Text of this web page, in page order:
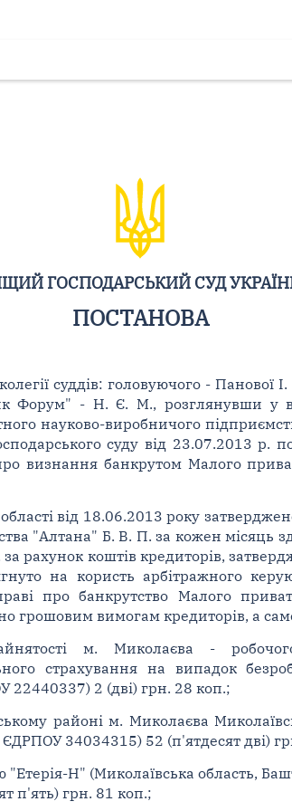
ГОСПОДАРСЬКИЙ СУД
ПОСТАНОВА
суддів: головуючого - Панової
Форум" - Н. Є. М., розглянувши у
науково-виробничого
суду від 23.07.2013 р.
визнання банкрутом Малого
від 18.06.2013 року
"Алтана" Б. В. П. за кожен місяць
рахунок коштів кредиторів,
на користь арбітражного
про банкрутство Малого
грошовим вимогам кредиторів, а
м. Миколаєва -
страхування на випадок
22440337) 2 (дві) грн. 28 коп.;
районі м. Миколаєва
34034315) 52 (п'ятдесят дві)
"Етерія-Н" (Миколаївська область,
п'ять) грн. 81 коп.;